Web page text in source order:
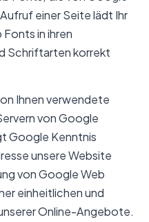
einer Seite lädt Ihr
in ihren
Schriftarten korrekt
Ihnen verwendete
von Google
Google Kenntnis
unsere Website
von Google Web
einheitlichen und
Online-Angebote.